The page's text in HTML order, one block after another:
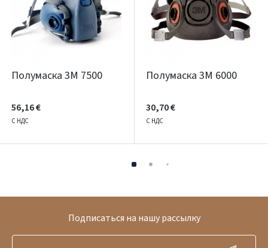
Полумаска 3M 7500
56,16 €
С НДС
Полумаска 3M 6000
30,70 €
С НДС
Подписаться на нашу рассылку